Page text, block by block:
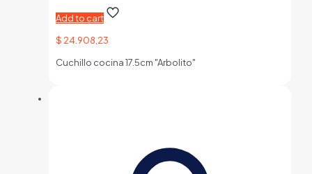
Add to cart
$ 24.908,23
Cuchillo cocina 17.5cm "Arbolito"